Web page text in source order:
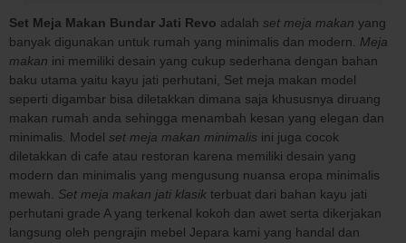
Set Meja Makan Bundar Jati Revo adalah set meja makan yang
banyak digunakan untuk rumah yang minimalis dan modern. Meja
makan ini memiliki desain yang cukup sederhana dengan bahan
baku utama yaitu kayu jati perhutani, Set meja makan model
seperti digambar bisa diletakkan dimana saja khususnya diruang
makan rumah anda sehingga menambah kesan yang elegan dan
minimalis. Model set meja makan minimalis ini juga cocok
diletakkan di cafe atau restoran karena memiliki desain yang
modern dan minimalis yang mengusung nuansa eropa minimalis
mewah. Set meja makan jati klasik terbuat dari bahan kayu jati
perhutani grade A yang terkenal kokoh dan awet serta dikerjakan
langsung oleh pengrajin mebel Jepara kami yang handal dan